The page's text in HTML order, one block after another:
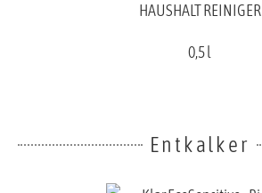
HAUSHALT REINIGER
0,5 l
Entkalker